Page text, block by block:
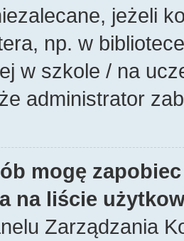
jeżeli
np. w
w szkole / na
administrator
mogę
na liście
Zarządzania